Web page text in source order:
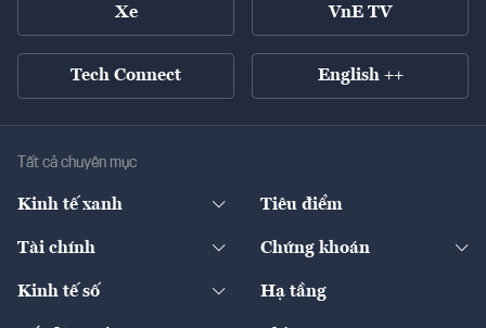
Xe VnE TV
Tech Connect English ++
Tất cả chuyên mục
Kinh tế xanh Tiêu điểm
Tài chính
Ngân hàng
Chứng khoán
Doanh nghiệp niêm yết
Kinh tế số
Sản phẩm - Thị trường
Hạ tầng